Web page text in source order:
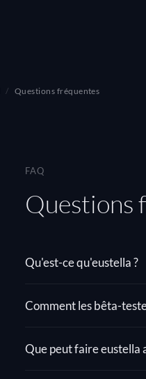
Questions fréquentes
FAQ
Questions
Qu'est-ce qu'eustella ?
Comment les bêta-
Que peut faire eustella